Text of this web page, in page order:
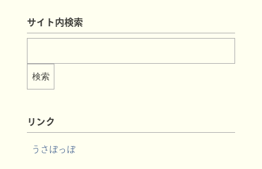
サイト内検索
リンク
うさぽっぽ